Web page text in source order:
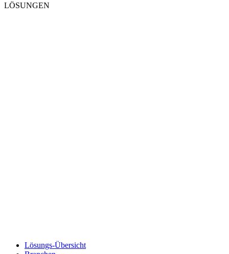
LÖSUNGEN
Lösungs-Übersicht